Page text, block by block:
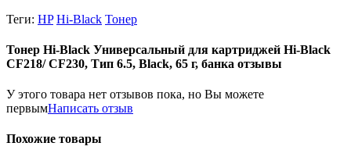
Теги: HP Hi-Black Тонер
Тонер Hi-Black Универсальный для картриджей Hi-Black
CF218/ CF230, Тип 6.5, Black, 65 г, банка отзывы
У этого товара нет отзывов пока, но Вы можете
первымНаписать отзыв
Похожие товары